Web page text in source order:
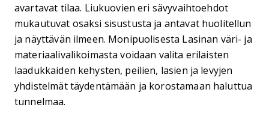
avartavat tilaa. Liukuovien eri sävyvaihtoehdot
mukautuvat osaksi sisustusta ja antavat huolitellun
ja näyttävän ilmeen. Monipuolisesta Lasinan väri- ja
materiaalivalikoimasta voidaan valita erilaisten
laadukkaiden kehysten, peilien, lasien ja levyjen
yhdistelmät täydentämään ja korostamaan haluttua
tunnelmaa.